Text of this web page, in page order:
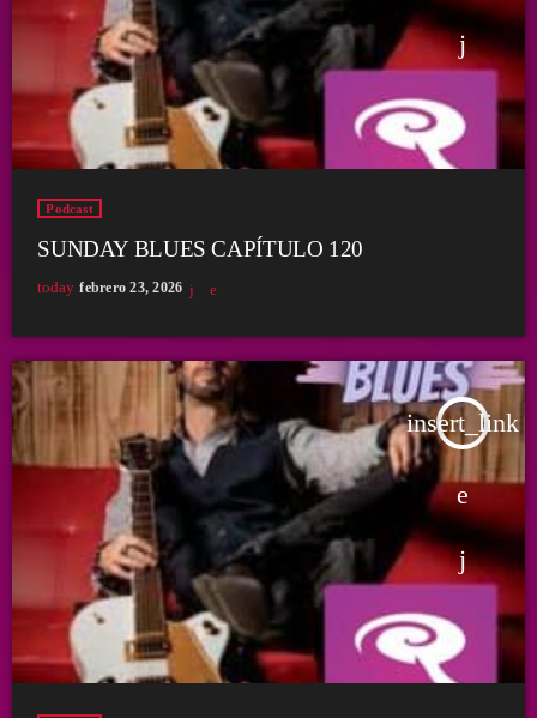
Podcast
SUNDAY BLUES CAPÍTULO 120
today febrero 23, 2026
insert_link